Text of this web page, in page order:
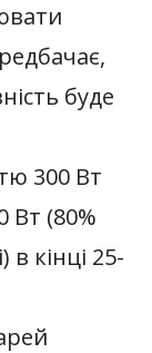
буде
300 Вт
Вт (80%
в кінці 25-